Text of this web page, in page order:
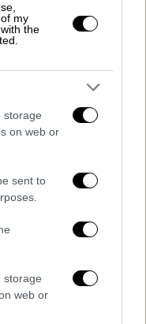
my
the
storage
on web or
sent to
storage
web or
τη
σαν κόρη
της Λόρα